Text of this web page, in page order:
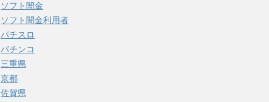
ソフト闇金
ソフト闇金利用者
パチスロ
パチンコ
三重県
京都
佐賀県